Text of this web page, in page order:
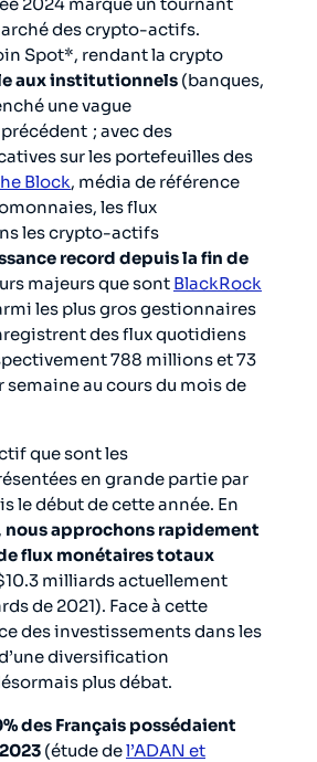
des crypto-actifs.
Spot*, rendant la crypto
aux institutionnels (banques,
une vague
; avec des
sur les portefeuilles des
Block, média de référence
les flux
les crypto-actifs
record depuis la fin de
majeurs que sont BlackRock
les plus gros gestionnaires
des flux quotidiens
788 millions et 73
au cours du mois de
que sont les
en grande partie par
le début de cette année. En
nous approchons rapidement
flux monétaires totaux
milliards actuellement
de 2021). Face à cette
des investissements dans les
diversification
plus débat.
des Français possédaient
(étude del’ADAN et